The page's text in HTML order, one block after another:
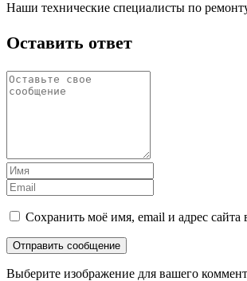
Наши технические специалисты по
Оставить ответ
Сохранить моё имя, email и адрес
Выберите изображение для вашего